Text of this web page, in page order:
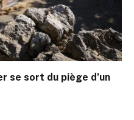
se sort du piège d’un